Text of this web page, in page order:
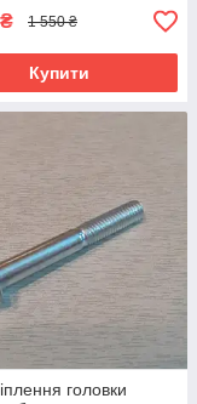
₴ 1 550 ₴
Купити
головки